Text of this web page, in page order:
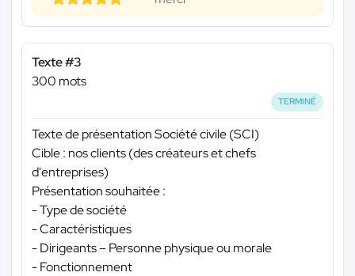
Texte #3
300 mots
TERMINÉ
Texte de présentation Société civile (SCI)
Cible : nos clients (des créateurs et chefs
d'entreprises)
Présentation souhaitée :
- Type de société
- Caractéristiques
- Dirigeants – Personne physique ou morale
- Fonctionnement